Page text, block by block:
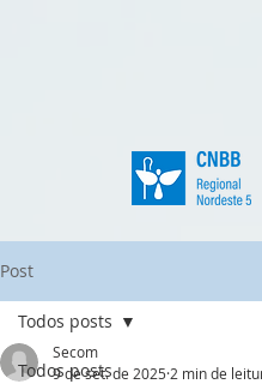
Post
Todos posts
Todos posts
Secom
9 de set. de 2025 2 min de